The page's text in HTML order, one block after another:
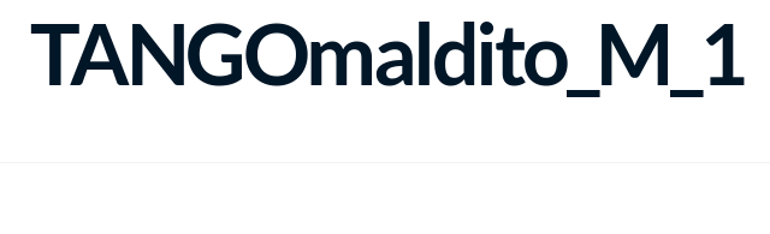
TANGOmaldito_M_1